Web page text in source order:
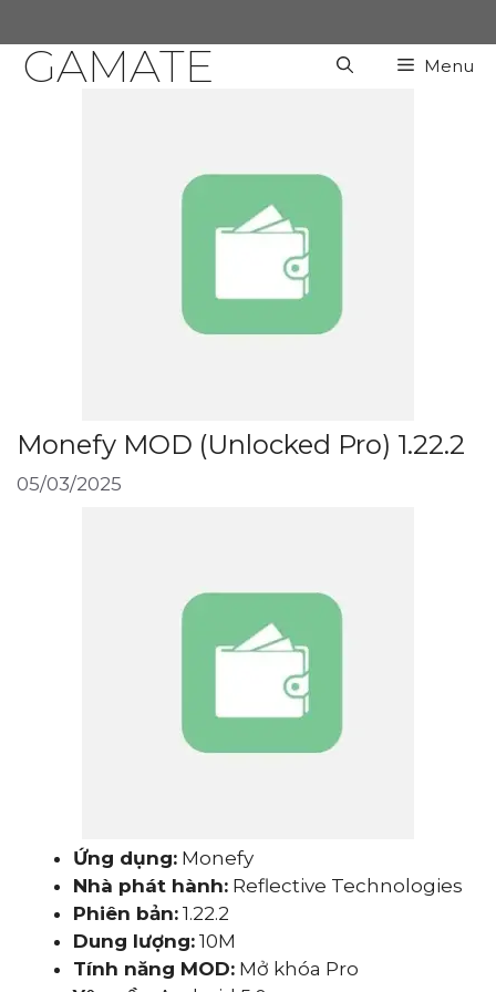
đến
nộiGAMATE Menu
Monefy MOD (Unlocked Pro) 1.22.2
05/03/2025
Ứng dụng: Monefy
Nhà phát hành: Reflective Technologies
Phiên bản: 1.22.2
Dung lượng: 10M
Tính năng MOD: Mở khóa Pro